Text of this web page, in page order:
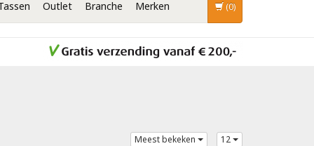
Outlet Branche Merken (0)
Meest bekeken 12